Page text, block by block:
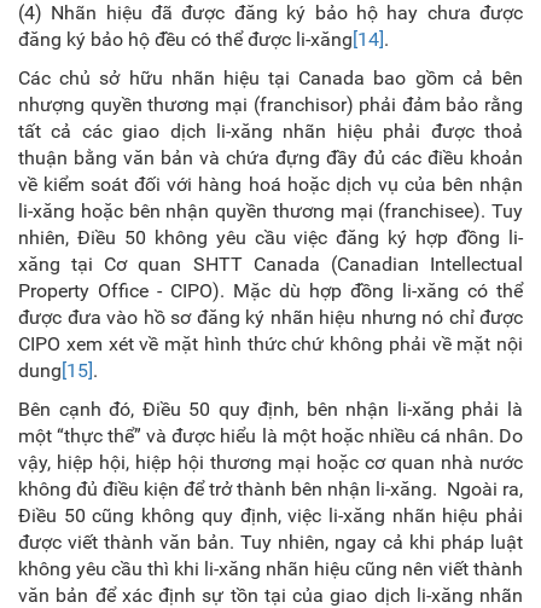
(4) Nhãn hiệu đã được đăng ký bảo hộ hay chưa được
đăng ký bảo hộ đều có thể được li-xăng[14].
Các chủ sở hữu nhãn hiệu tại Canada bao gồm cả bên
nhượng quyền thương mại (franchisor) phải đảm bảo rằng
tất cả các giao dịch li-xăng nhãn hiệu phải được thoả
thuận bằng văn bản và chứa đựng đầy đủ các điều khoản
về kiểm soát đối với hàng hoá hoặc dịch vụ của bên nhận
li-xăng hoặc bên nhận quyền thương mại (franchisee). Tuy
nhiên, Điều 50 không yêu cầu việc đăng ký hợp đồng li-
xăng tại Cơ quan SHTT Canada (Canadian Intellectual
Property Office - CIPO). Mặc dù hợp đồng li-xăng có thể
được đưa vào hồ sơ đăng ký nhãn hiệu nhưng nó chỉ được
CIPO xem xét về mặt hình thức chứ không phải về mặt nội
dung[15].
Bên cạnh đó, Điều 50 quy định, bên nhận li-xăng phải là
một “thực thể” và được hiểu là một hoặc nhiều cá nhân. Do
vậy, hiệp hội, hiệp hội thương mại hoặc cơ quan nhà nước
không đủ điều kiện để trở thành bên nhận li-xăng. Ngoài ra,
Điều 50 cũng không quy định, việc li-xăng nhãn hiệu phải
được viết thành văn bản. Tuy nhiên, ngay cả khi pháp luật
không yêu cầu thì khi li-xăng nhãn hiệu cũng nên viết thành
văn bản để xác định sự tồn tại của giao dịch li-xăng nhãn